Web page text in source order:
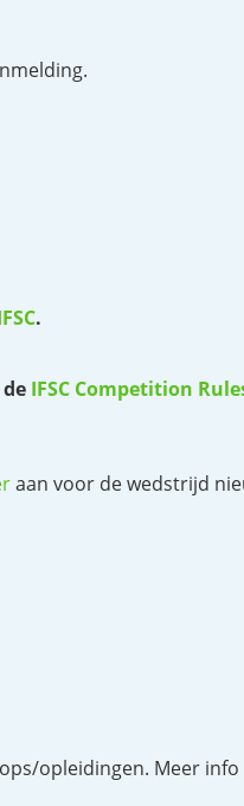
.
IFSC Competition
aan voor de wedstrijd
opleidingen. Meer info